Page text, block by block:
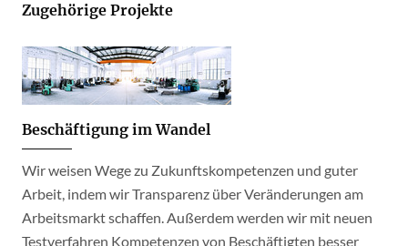
Zugehörige Projekte
Beschäftigung im Wandel
Wir weisen Wege zu Zukunftskompetenzen und guter
Arbeit, indem wir Transparenz über Veränderungen am
Arbeitsmarkt schaffen. Außerdem werden wir mit neuen
Testverfahren Kompetenzen von Beschäftigten besser